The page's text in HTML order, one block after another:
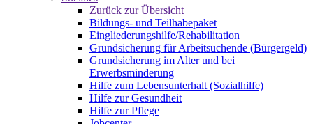
Zurück zur Übersicht
Bildungs- und Teilhabepaket
Eingliederungshilfe/Rehabilitation
Grundsicherung für Arbeitsuchende (Bürgergeld)
Grundsicherung im Alter und bei
Erwerbsminderung
Hilfe zum Lebensunterhalt (Sozialhilfe)
Hilfe zur Gesundheit
Hilfe zur Pflege